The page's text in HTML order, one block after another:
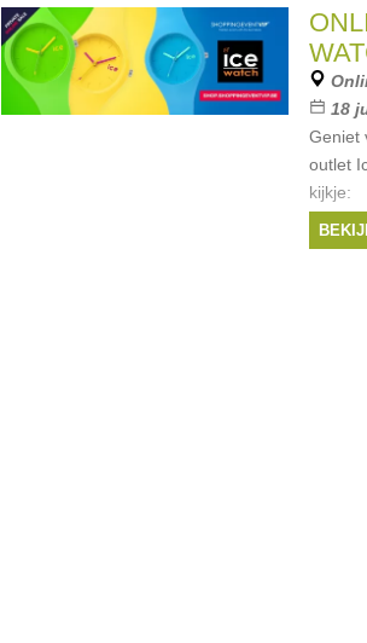
stuk -15% 2 stuks -20% vanaf 3 stuks -25%
Communie -25%
Merken:Blue Bay , Riverwoods Garcia,
Tommy Hilfiger
Name it, ...
18
Geniet
outlet
kijkje:
watch